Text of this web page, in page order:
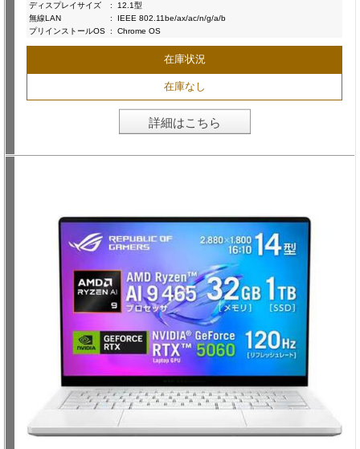
ディスプレイサイズ
:
12.1型
無線LAN
:
IEEE 802.11be/ax/ac/n/g/a/b
プリインストールOS : Chrome OS
在庫状況
在庫なし
詳細はこちら